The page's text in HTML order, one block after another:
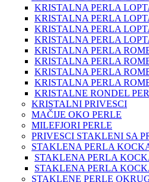
KRISTALNA PERLA
KRISTALNA PERLA
KRISTALNA PERLA
KRISTALNA PERLA
KRISTALNA PERLA
KRISTALNA PERLA
KRISTALNA PERLA
KRISTALNA PERLA
KRISTALNE RONDEL
KRISTALNI PRIVESCI
MAČIJE OKO PERLE
MILEFJORI PERLE
PRIVESCI STAKLENI SA
STAKLENA PERLA
STAKLENA PERLA
STAKLENA PERLA
STAKLENE PERLE